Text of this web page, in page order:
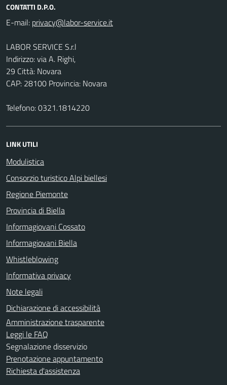
CONTATTI D.P.O.
E-mail:
LABOR SERVICE S.r.l
Indirizzo: via A. Righi,
29 Città: Novara
CAP: 28100 Provincia: Novara
Telefono: 0321.1814220
LINK UTILI
Modulistica
Consorzio turistico Alpi biellesi
Regione Piemonte
Provincia di Biella
Informagiovani Cossato
Informagiovani Biella
Whistleblowing
Informativa privacy
Note legali
Dichiarazione di accessibilità
Amministrazione trasparente
Leggi le FAQ
Segnalazione disservizio
Prenotazione appuntamento
Richiesta d'assistenza